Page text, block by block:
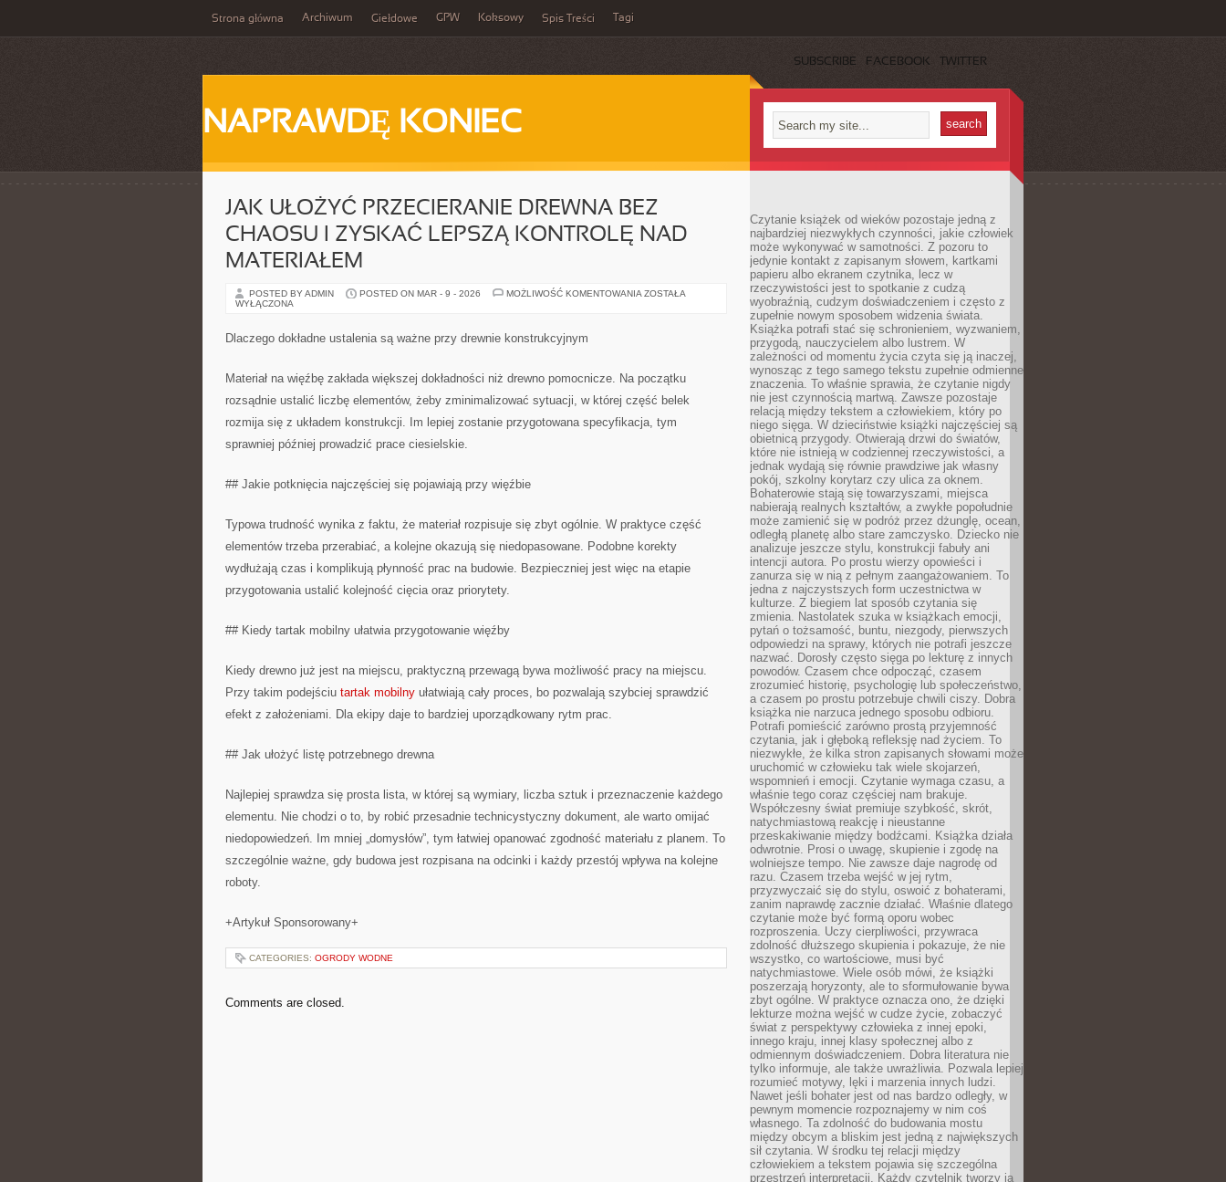
Strona główna Archiwum Giełdowe GPW Koksowy Spis Treści Tagi
SUBSCRIBE FACEBOOK TWITTER
NAPRAWDĘ KONIEC
JAK UŁOŻYĆ PRZECIERANIE DREWNA BEZ
CHAOSU I ZYSKAĆ LEPSZĄ KONTROLĘ NAD
MATERIAŁEM
POSTED BY ADMIN POSTED ON MAR - 9 - 2026 MOŻLIWOŚĆ KOMENTOWANIA JAK
LEPSZĄ
KONTROLĘ
MATERIAŁEM
ZOSTAŁA
WYŁĄCZONA
Dlaczego dokładne ustalenia są ważne przy drewnie konstrukcyjnym
Materiał na więźbę zakłada większej dokładności niż drewno pomocnicze. Na początku
rozsądnie ustalić liczbę elementów, żeby zminimalizować sytuacji, w której część belek
rozmija się z układem konstrukcji. Im lepiej zostanie przygotowana specyfikacja, tym
sprawniej później prowadzić prace ciesielskie.
## Jakie potknięcia najczęściej się pojawiają przy więźbie
Typowa trudność wynika z faktu, że materiał rozpisuje się zbyt ogólnie. W praktyce część
elementów trzeba przerabiać, a kolejne okazują się niedopasowane. Podobne korekty
wydłużają czas i komplikują płynność prac na budowie. Bezpieczniej jest więc na etapie
przygotowania ustalić kolejność cięcia oraz priorytety.
## Kiedy tartak mobilny ułatwia przygotowanie więźby
Kiedy drewno już jest na miejscu, praktyczną przewagą bywa możliwość pracy na miejscu.
Przy takim podejściu tartak mobilny ułatwiają cały proces, bo pozwalają szybciej sprawdzić
efekt z założeniami. Dla ekipy daje to bardziej uporządkowany rytm prac.
## Jak ułożyć listę potrzebnego drewna
Najlepiej sprawdza się prosta lista, w której są wymiary, liczba sztuk i przeznaczenie każdego
elementu. Nie chodzi o to, by robić przesadnie technicystyczny dokument, ale warto omijać
niedopowiedzeń. Im mniej „domysłów”, tym łatwiej opanować zgodność materiału z planem. To
szczególnie ważne, gdy budowa jest rozpisana na odcinki i każdy przestój wpływa na kolejne
roboty.
+Artykuł Sponsorowany+
CATEGORIES: OGRODY WODNE
Comments are closed.
Czytanie książek od wieków pozostaje jedną z
najbardziej niezwykłych czynności, jakie człowiek
może wykonywać w samotności. Z pozoru to
jedynie kontakt z zapisanym słowem, kartkami
papieru albo ekranem czytnika, lecz w
rzeczywistości jest to spotkanie z cudzą
wyobraźnią, cudzym doświadczeniem i często z
zupełnie nowym sposobem widzenia świata.
Książka potrafi stać się schronieniem, wyzwaniem,
przygodą, nauczycielem albo lustrem. W
zależności od momentu życia czyta się ją inaczej,
wynosząc z tego samego tekstu zupełnie odmienne
znaczenia. To właśnie sprawia, że czytanie nigdy
nie jest czynnością martwą. Zawsze pozostaje
relacją między tekstem a człowiekiem, który po
niego sięga. W dzieciństwie książki najczęściej są
obietnicą przygody. Otwierają drzwi do światów,
które nie istnieją w codziennej rzeczywistości, a
jednak wydają się równie prawdziwe jak własny
pokój, szkolny korytarz czy ulica za oknem.
Bohaterowie stają się towarzyszami, miejsca
nabierają realnych kształtów, a zwykłe popołudnie
może zamienić się w podróż przez dżunglę, ocean,
odległą planetę albo stare zamczysko. Dziecko nie
analizuje jeszcze stylu, konstrukcji fabuły ani
intencji autora. Po prostu wierzy opowieści i
zanurza się w nią z pełnym zaangażowaniem. To
jedna z najczystszych form uczestnictwa w
kulturze. Z biegiem lat sposób czytania się
zmienia. Nastolatek szuka w książkach emocji,
pytań o tożsamość, buntu, niezgody, pierwszych
odpowiedzi na sprawy, których nie potrafi jeszcze
nazwać. Dorosły często sięga po lekturę z innych
powodów. Czasem chce odpocząć, czasem
zrozumieć historię, psychologię lub społeczeństwo,
a czasem po prostu potrzebuje chwili ciszy. Dobra
książka nie narzuca jednego sposobu odbioru.
Potrafi pomieścić zarówno prostą przyjemność
czytania, jak i głęboką refleksję nad życiem. To
niezwykłe, że kilka stron zapisanych słowami może
uruchomić w człowieku tak wiele skojarzeń,
wspomnień i emocji. Czytanie wymaga czasu, a
właśnie tego coraz częściej nam brakuje.
Współczesny świat premiuje szybkość, skrót,
natychmiastową reakcję i nieustanne
przeskakiwanie między bodźcami. Książka działa
odwrotnie. Prosi o uwagę, skupienie i zgodę na
wolniejsze tempo. Nie zawsze daje nagrodę od
razu. Czasem trzeba wejść w jej rytm,
przyzwyczaić się do stylu, oswoić z bohaterami,
zanim naprawdę zacznie działać. Właśnie dlatego
czytanie może być formą oporu wobec
rozproszenia. Uczy cierpliwości, przywraca
zdolność dłuższego skupienia i pokazuje, że nie
wszystko, co wartościowe, musi być
natychmiastowe. Wiele osób mówi, że książki
poszerzają horyzonty, ale to sformułowanie bywa
zbyt ogólne. W praktyce oznacza ono, że dzięki
lekturze można wejść w cudze życie, zobaczyć
świat z perspektywy człowieka z innej epoki,
innego kraju, innej klasy społecznej albo z
odmiennym doświadczeniem. Dobra literatura nie
tylko informuje, ale także uwrażliwia. Pozwala lepiej
rozumieć motywy, lęki i marzenia innych ludzi.
Nawet jeśli bohater jest od nas bardzo odległy, w
pewnym momencie rozpoznajemy w nim coś
własnego. Ta zdolność do budowania mostu
między obcym a bliskim jest jedną z największych
sił czytania. W środku tej relacji między
człowiekiem a tekstem pojawia się szczególna
przestrzeń interpretacji. Każdy czytelnik tworzy ją